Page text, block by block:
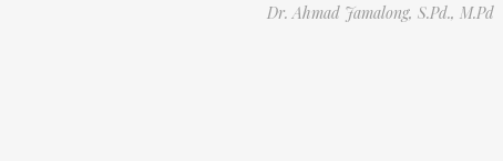
Dr. Ahmad Jamalong, S.Pd., M.Pd